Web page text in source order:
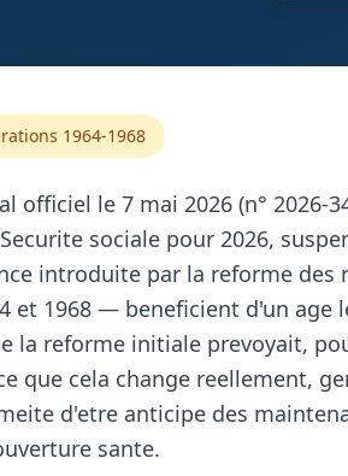
1964-1968
officiel le 7 mai 2026 (n° 2026-
sociale pour 2026,
introduite par la reforme des
et 1968 — beneficient d'un age
la reforme initiale prevoyait,
que cela change reellement,
d'etre anticipe des
sante.